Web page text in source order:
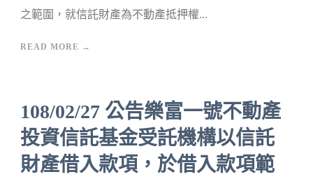
之範圍，就信託財產為不動產抵押權...
READ MORE →
108/02/27 公告樂富一號不動產
投資信託基金受託機構以信託
財產借入款項，於借入款項範